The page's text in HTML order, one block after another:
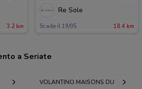
3.2 km
Re Sole
Scade il 19/05 18.4 km
a Seriate
VOLANTINO MAISONS DU